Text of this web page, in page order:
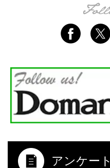
アンケート